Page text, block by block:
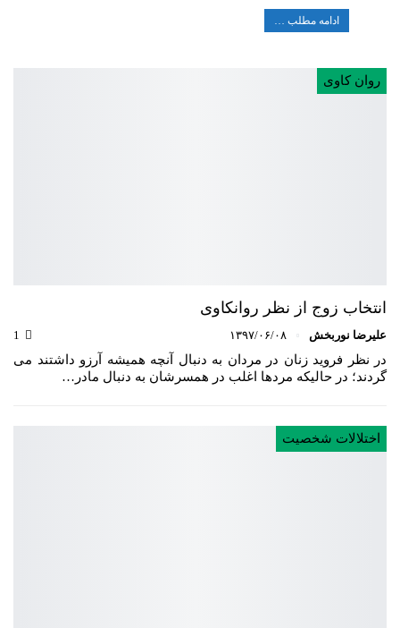
ادامه مطلب …
روان کاوی
انتخاب زوج از نظر روانکاوی
علیرضا نوربخش ۱۳۹۷/۰۶/۰۸
در نظر فروید زنان در مردان به دنبال آنچه همیشه آرزو داشتند می
گردند؛ در حالیکه مردها اغلب در همسرشان به دنبال مادر…
اختلالات شخصیت